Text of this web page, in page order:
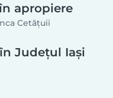
apropiere
Cetățuii
Județul Iași